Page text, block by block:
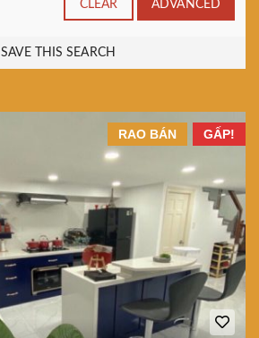
CLEAR ADVANCED
SAVE THIS SEARCH
GẤP!
RAO BÁN